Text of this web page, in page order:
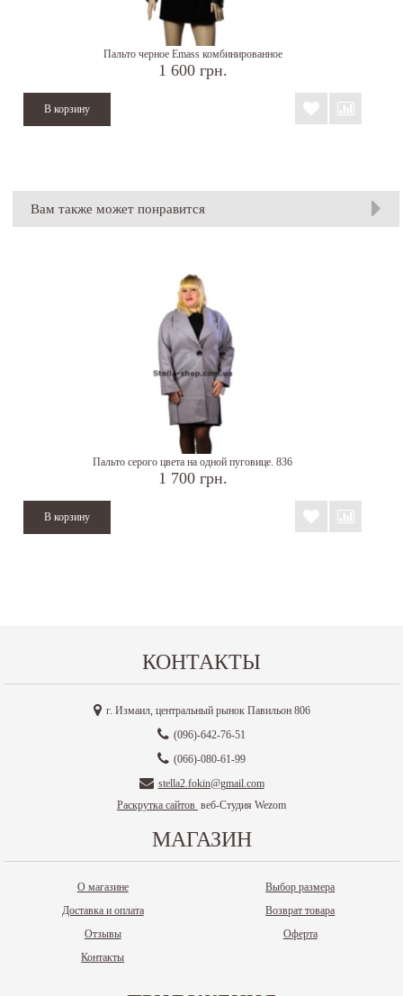
Пальто черное Emass комбинированное
1 600 грн.
Вам также может понравится
Пальто серого цвета на одной пуговице. 836
1 700 грн.
КОНТАКТЫ
г. Измаил, центральный рынок Павильон 806
(096)-642-76-51
(066)-080-61-99
stella2.fokin@gmail.com
Раскрутка сайтов веб-Студия Wezom
МАГАЗИН
О магазине
Выбор размера
Доставка и оплата
Возврат товара
Отзывы
Оферта
Контакты